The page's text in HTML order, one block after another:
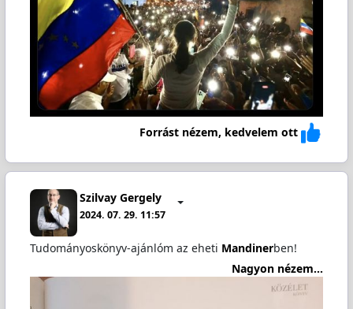
Forrást nézem, kedvelem ott
Szilvay Gergely
2024. 07. 29. 11:57
Tudományoskönyv-ajánlóm az eheti Mandinerben!
Nagyon nézem...